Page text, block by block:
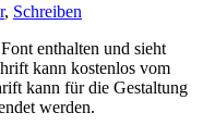
, Schreiben
enthalten und sieht
kann kostenlos vom
kann für die Gestaltung
werden.